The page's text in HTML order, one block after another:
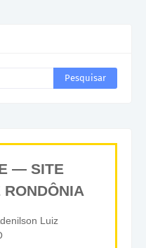
— SITE
RONDÔNIA
Luiz